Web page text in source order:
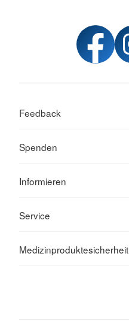
Feedback
Spenden
Informieren
Service
Medizinproduktesicherheit